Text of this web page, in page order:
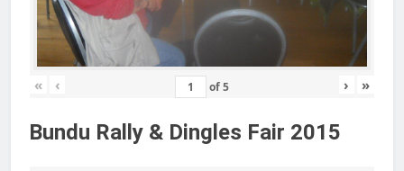
« ‹ of5 › »
Bundu Rally & Dingles Fair 2015